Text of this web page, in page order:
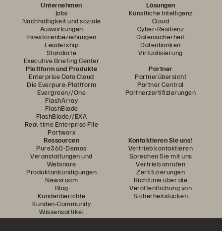
Unternehmen
Jobs
Nachhaltigkeit und soziale
Auswirkungen
Investorenbeziehungen
Leadership
Standorte
Executive Briefing Center
Lösungen
Künstliche Intelligenz
Cloud
Cyber-Resilienz
Datensicherheit
Datenbanken
Virtualisierung
Plattform und Produkte
Enterprise Data Cloud
Die Everpure-Plattform
Evergreen//One
FlashArray
FlashBlade
FlashBlade//EXA
Real-time Enterprise File
Portworx
Partner
Partnerübersicht
Partner Central
Partnerzertifizierungen
Ressourcen
Pure360-Demos
Veranstaltungen und
Webinare
Produktankündigungen
Newsroom
Blog
Kundenberichte
Kunden-Community
Wissensartikel
Kontaktieren Sie uns!
Vertrieb kontaktieren
Sprechen Sie mit uns
Vertrieb anrufen
Zertifizierungen
Richtlinie über die
Veröffentlichung von
Sicherheitslücken